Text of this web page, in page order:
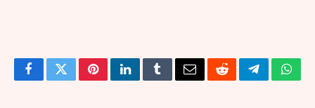
FacebookTwitterPinterestLinkedInTumblrEmailRedditTelegram